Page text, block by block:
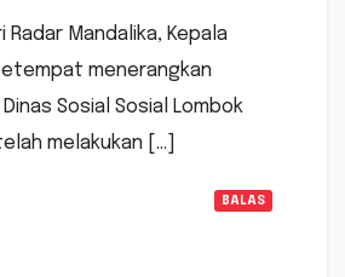
Radar Mandalika, Kepala
menerangkan
Sosial Sosial Lombok
melakukan […]
BALAS